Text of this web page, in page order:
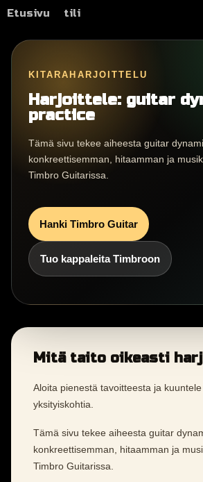
Etusivu tili
KITARAHARJOITTELU
Harjoittele: guitar
practice
Tämä sivu tekee aiheesta guitar
konkreettisemman, hitaamman ja
Timbro Guitarissa.
Hanki Timbro Guitar
Tuo kappaleita Timbroon
Mitä taito oikeasti
Aloita pienestä tavoitteesta ja
yksityiskohtia.
Tämä sivu tekee aiheesta guitar
konkreettisemman, hitaamman ja
Timbro Guitarissa.